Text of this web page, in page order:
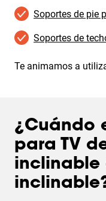
Soportes de pie
Soportes de
Te animamos a
¿Cuándo
para TV
inclinable